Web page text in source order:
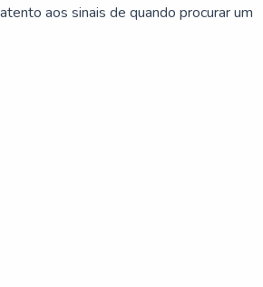
aos sinais de quando procurar um